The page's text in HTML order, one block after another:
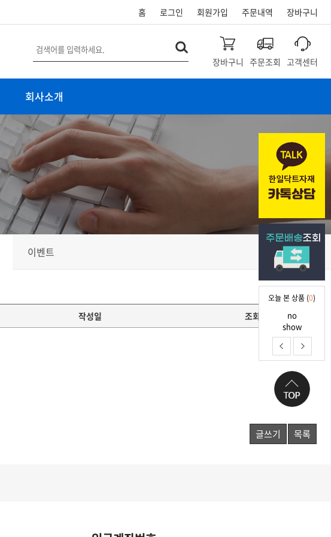
오늘 본 상품 (0)
no
show
홈 로그인 회원가입 주문내역 장바구니
장바구니 주문조회 고객센터
회사소개
이벤트
작성일 조회
글쓰기 목록